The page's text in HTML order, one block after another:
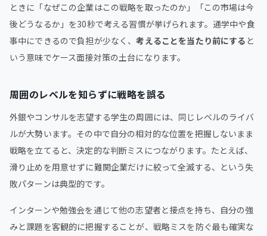
ときに「なぜこの企業はこの戦略を取ったのか」「この市場は今
後どうなるか」を30秒で考える習慣が挙げられます。通学中や食
事中にできるので負担が少なく、考えることを当たり前にする と
いう意味でケース面接対策の土台になります。
周囲のレベルを知らずに戦略を誤る
外銀やコンサルを志望する学生の周囲には、同じレベルのライバ
ルが大勢います。その中で自分の相対的な位置を把握しないまま
戦略を立てると、決定的な判断ミスにつながります。たとえば、
滑り止めを用意せずに難関企業だけに絞って全滅する、という失
敗パターンは典型的です。
インターンや勉強会を通じて他の志望者と接点を持ち、自分の強
みと課題を客観的に把握することが、戦略ミスを防ぐ最も確実な